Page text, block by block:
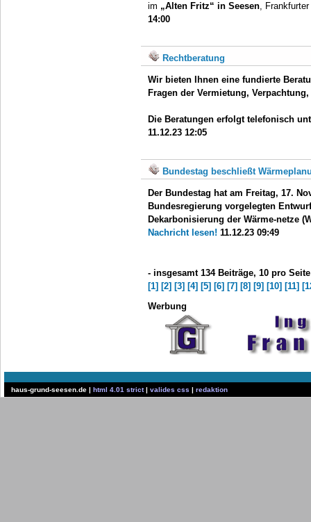
im „Alten Fritz“ in Seesen,
14:00
Rechtberatung
Wir bieten Ihnen eine fundierte
Fragen der Vermietung,
Die Beratungen erfolgt telefonisch
11.12.23 12:05
Bundestag beschließt
Der Bundestag hat am Freitag, 17.
Bundesregierung vorgelegten
Dekarbonisierung der Wärme-netze
Nachricht lesen! 11.12.23 09:49
- insgesamt 134 Beiträge, 10 pro
[1] [2] [3] [4] [5] [6] [7] [8] [9] [10] [11]
Werbung
haus-grund-seesen.de | html 4.01 strict| valides css | redaktion